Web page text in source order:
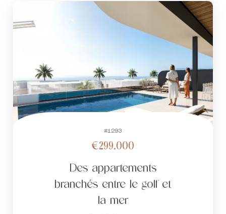
#1293
€299.000
Des appartements
branchés entre le golf et
la mer